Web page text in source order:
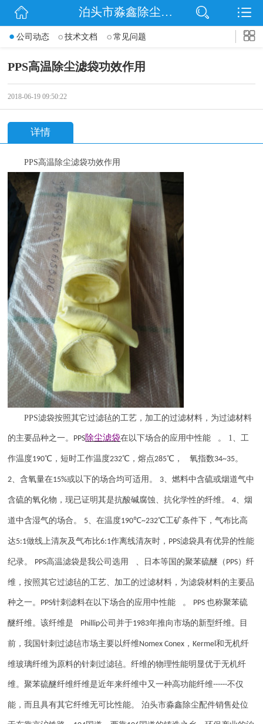
网站首页
泊头市淼鑫除尘配件销售处
公司动态 技术文档 常见问题
PPS高温除尘滤袋功效作用
2018-06-19 09:50:22
详情
PPS高温除尘滤袋功效作用
PPS滤袋按照其它过滤毡的工艺，加工的过滤材料，为过滤材料
的主要品种之一。 PPS除尘滤袋在以下场合的应用中性能 。 1、工
作温度190℃，短时工作温度232℃，熔点285℃， 氧指数34~35。
2、含氧量在15%或以下的场合均可适用。 3、燃料中含硫或烟道气中
含硫的氧化物，现已证明其是抗酸碱腐蚀、抗化学性的纤维。4、烟
道中含湿气的场合。 5、在温度190℃~232℃工矿条件下，气布比高
达5:1做线上清灰及气布比6:1作离线清灰时， PPS滤袋具有优异的性能
纪录。 PPS高温滤袋是我公司选用 、日本等国的聚苯硫醚（ PPS）纤
维，按照其它过滤毡的工艺、加工的过滤材料，为滤袋材料的主要品
种之一。 PPS针刺滤料在以下场合的应用中性能 。 PPS也称聚苯硫
醚纤维。该纤维是 Phillip公司并于1983年推向市场的新型纤维。目
前，我国针刺过滤毡市场主要以纤维Nomex Conex ，Kermel和无机纤
维玻璃纤维为原料的针刺过滤毡。纤维的物理性能明显优于无机纤
维。聚苯硫醚纤维纤维是近年来纤维中又一种高功能纤维------不仅
能，而且具有其它纤维无可比性能。 泊头市淼鑫除尘配件销售处位